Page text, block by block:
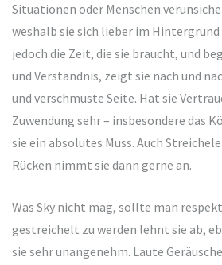
Situationen oder Menschen
weshalb sie sich lieber im
jedoch die Zeit, die sie braucht, und
und Verständnis, zeigt sie nach und
und verschmuste Seite. Hat sie
Zuwendung sehr – insbesondere das
sie ein absolutes Muss. Auch
Rücken nimmt sie dann gerne an.
Was Sky nicht mag, sollte man
gestreichelt zu werden lehnt sie ab,
sie sehr unangenehm. Laute